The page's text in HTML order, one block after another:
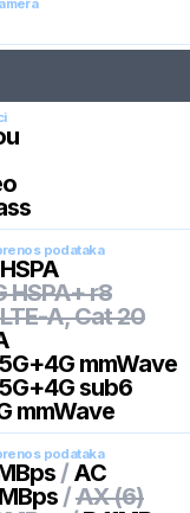
podataka
HSPA+ r8
A, Cat 20
mmWave
sub6
mmWave
podataka
/ AC
/AX (6)